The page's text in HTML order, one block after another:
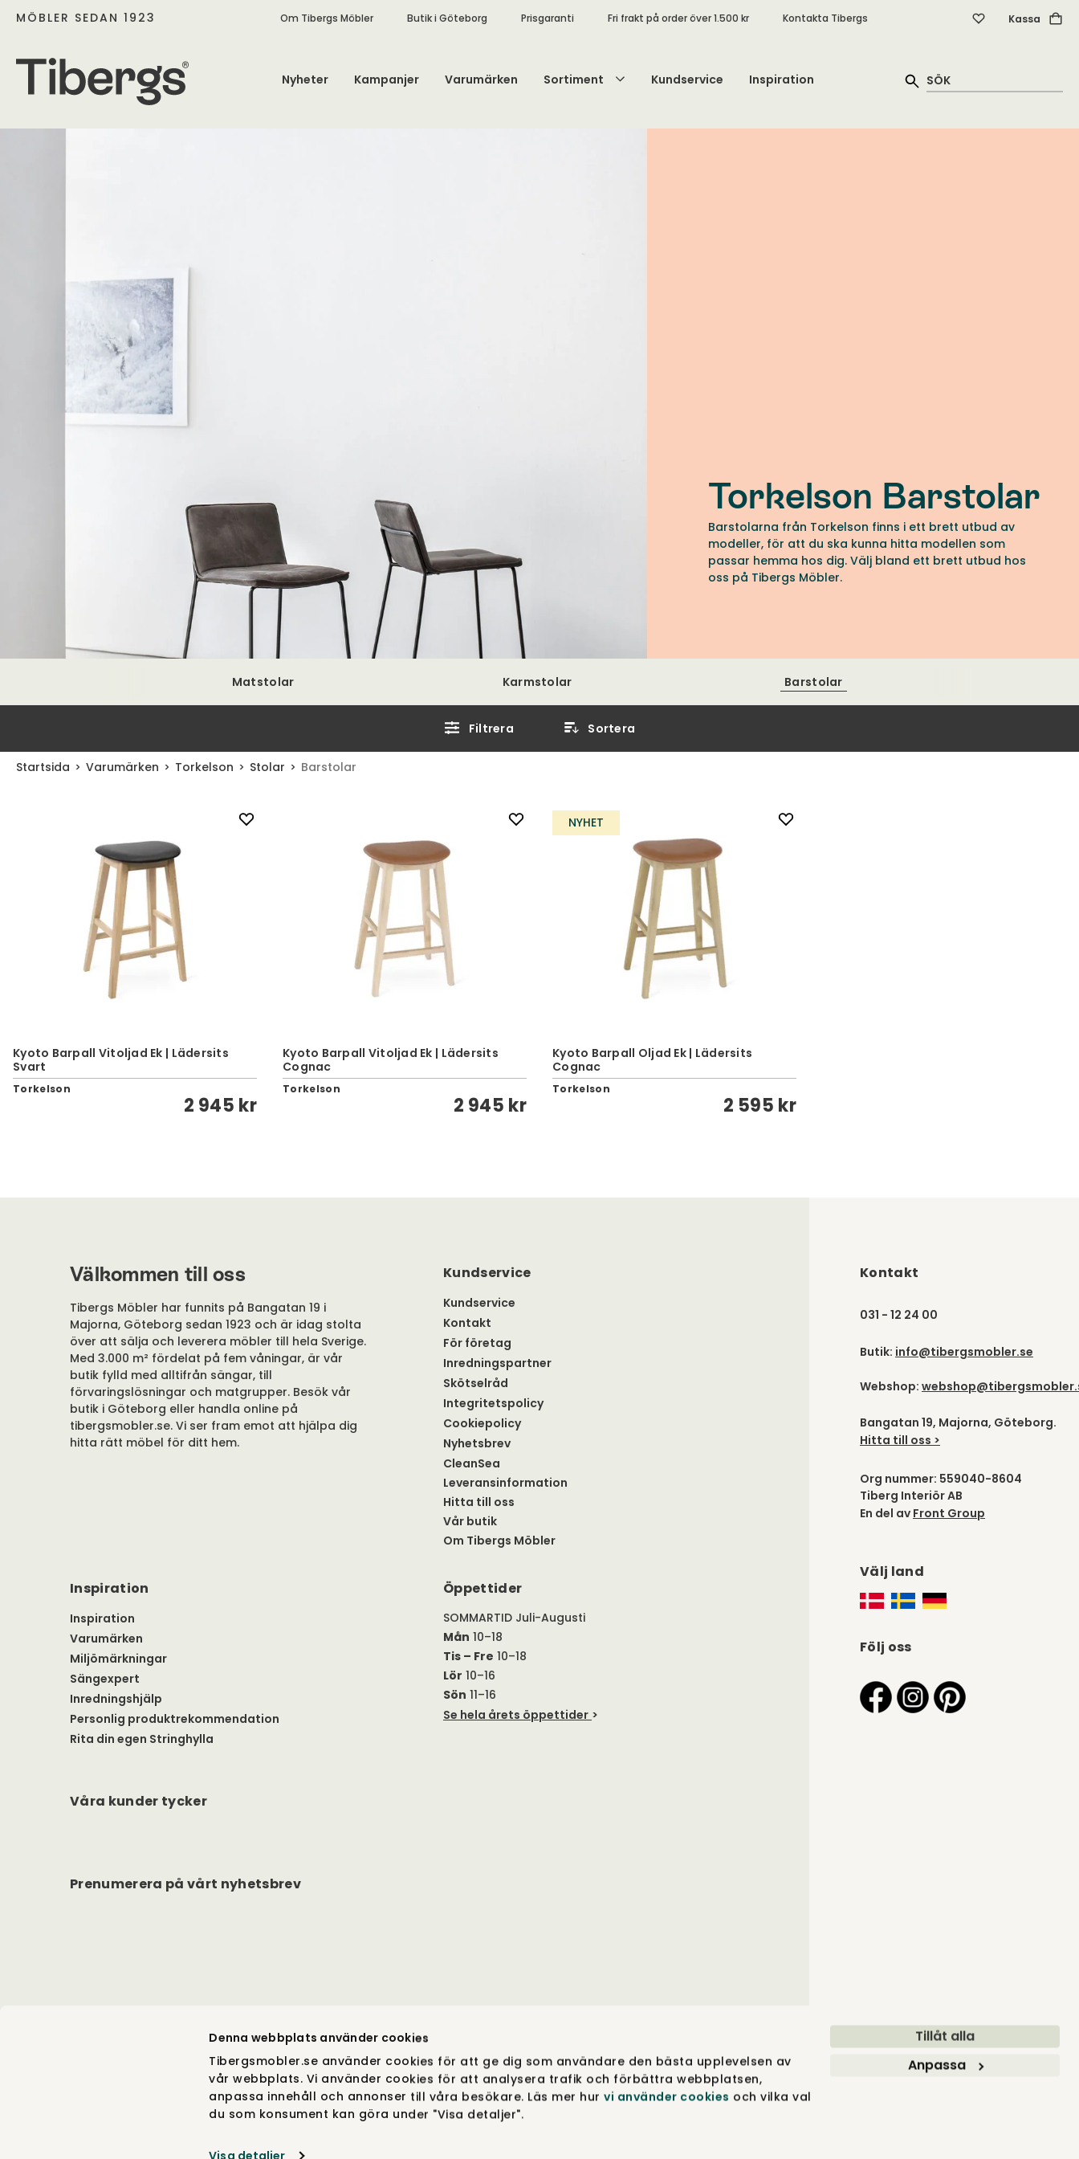
Denna webbplats använder cookies
Tibergsmobler.se använder cookies för att ge dig som användare den bästa upplevelsen av
vår webbplats. Vi använder cookies för att analysera trafik och förbättra webbplatsen,
anpassa innehåll och annonser till våra besökare. Läs mer hurvi använder cookies och vilka val
du som konsument kan göra under "Visa detaljer".
Visa detaljer
Tillåt alla
Anpassa
MÖBLER SEDAN 1923 Om Tibergs Möbler Butik i Göteborg Prisgaranti Fri frakt på order över 1.500 kr Kontakta Tibergs Kassa
Nyheter Kampanjer Varumärken Sortiment Kundservice Inspiration
Torkelson Barstolar
Barstolarna från Torkelson finns i ett brett utbud av
modeller, för att du ska kunna hitta modellen som
passar hemma hos dig. Välj bland ett brett utbud hos
oss på Tibergs Möbler.
Matstolar Karmstolar Barstolar
Filtrera Sortera
Startsida Varumärken Torkelson Stolar Barstolar
Kyoto Barpall Vitoljad Ek | Lädersits
Svart
Torkelson
2 945 kr
Kyoto Barpall Vitoljad Ek | Lädersits
Cognac
Torkelson
2 945 kr
NYHET
Kyoto Barpall Oljad Ek | Lädersits
Cognac
Torkelson
2 595 kr
Välkommen till oss
Tibergs Möbler har funnits på Bangatan 19 i
Majorna, Göteborg sedan 1923 och är idag stolta
över att sälja och leverera möbler till hela Sverige.
Med 3.000 m² fördelat på fem våningar, är vår
butik fylld med alltifrån sängar, till
förvaringslösningar och matgrupper. Besök vår
butik i Göteborg eller handla online på
tibergsmobler.se. Vi ser fram emot att hjälpa dig
hitta rätt möbel för ditt hem.
Kundservice
Kundservice
Kontakt
För företag
Inredningspartner
Skötselråd
Integritetspolicy
Cookiepolicy
Nyhetsbrev
CleanSea
Leveransinformation
Hitta till oss
Vår butik
Om Tibergs Möbler
Inspiration
Inspiration
Varumärken
Miljömärkningar
Sängexpert
Inredningshjälp
Personlig produktrekommendation
Rita din egen Stringhylla
Öppettider
SOMMARTID Juli-Augusti
Mån 10–18
Tis – Fre 10–18
Lör 10–16
Sön 11–16
Se hela årets öppettider >
Våra kunder tycker
Prenumerera på vårt nyhetsbrev
Kontakt
031 - 12 24 00
Butik: info@tibergsmobler.se
Webshop:
Bangatan 19, Majorna, Göteborg.
Hitta till oss >
Org nummer: 559040-8604
Tiberg Interiör AB
En del av Front Group
Välj land
Följ oss